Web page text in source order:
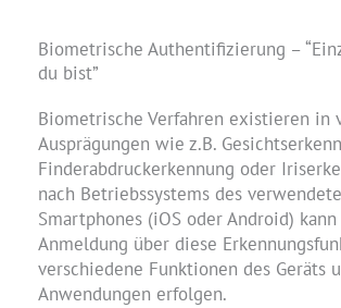
Biometrische Authentifizierung –
du bist”
Biometrische Verfahren existieren in
Ausprägungen wie z.B.
Finderabdruckerkennung oder
nach Betriebssystems des
Smartphones (iOS oder Android)
Anmeldung über diese
verschiedene Funktionen des Geräts
Anwendungen erfolgen.